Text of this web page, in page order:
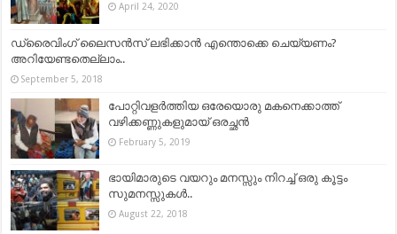
April 24, 2020
ഡ്രൈവിംഗ് ലൈസന്‍സ് ലഭിക്കാന്‍ എന്തൊക്കെ ചെയ്യണം?
അറിയേണ്ടതെല്ലാം..
September 5, 2018
പോറ്റിവളർത്തിയ ഒരേയൊരു മകനെക്കാത്ത്
വഴിക്കണ്ണുകളുമായ് ഒരച്ഛൻ
February 5, 2019
ഭായിമാരുടെ വയറും മനസ്സും നിറച്ച് ഒരു കൂട്ടം
സുമനസ്സുകൾ..
August 22, 2018